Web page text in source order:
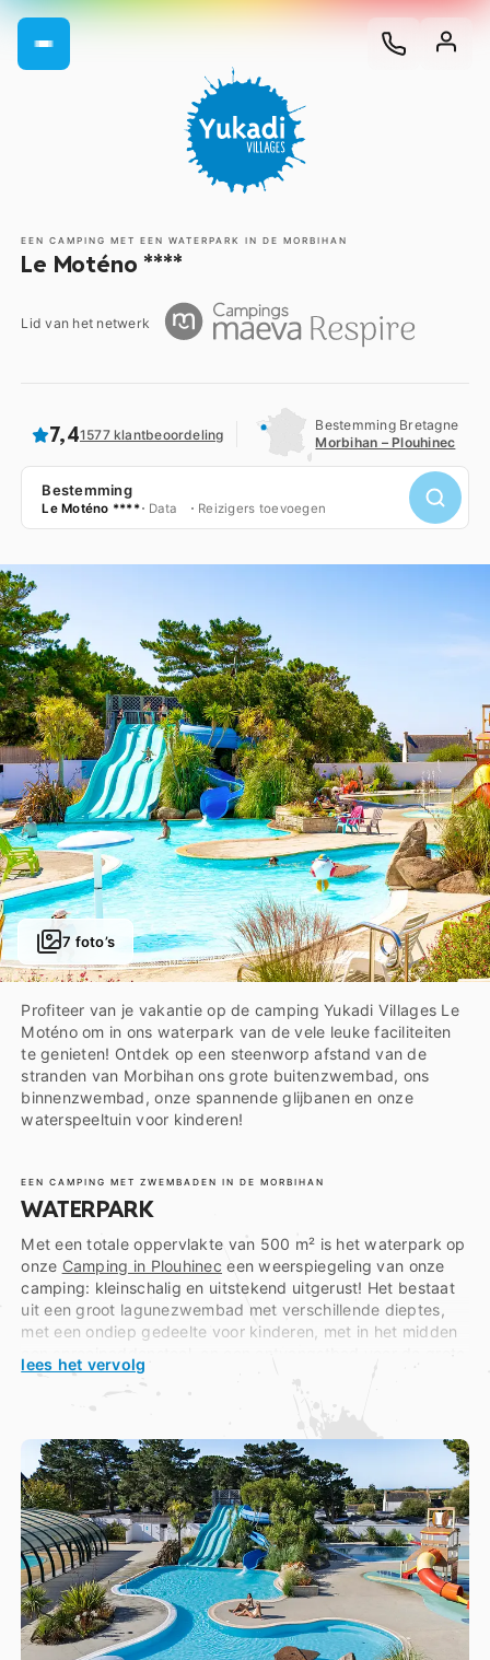
EEN CAMPING MET EEN WATERPARK IN DE MORBIHAN
Le Moténo ****
Lid van het netwerk
7,41577 klantbeoordeling
Bestemming Bretagne
Morbihan – Plouhinec
Bestemming
Le Moténo **** Data Reizigers toevoegen
7 foto’s
Profiteer van je vakantie op de camping Yukadi Villages Le
Moténo om in ons waterpark van de vele leuke faciliteiten
te genieten! Ontdek op een steenworp afstand van de
stranden van Morbihan ons grote buitenzwembad, ons
binnenzwembad, onze spannende glijbanen en onze
waterspeeltuin voor kinderen!
EEN CAMPING MET ZWEMBADEN IN DE MORBIHAN
WATERPARK
Met een totale oppervlakte van 500 m² is het waterpark op
onze Camping in Plouhinec een weerspiegeling van onze
camping: kleinschalig en uitstekend uitgerust! Het bestaat
uit een groot lagunezwembad met verschillende dieptes,
met een ondiep gedeelte voor kinderen, met in het midden
buisvormige glijbaan en de vier banen van de pentagliss.
miniglijbaan!
lees het vervolg